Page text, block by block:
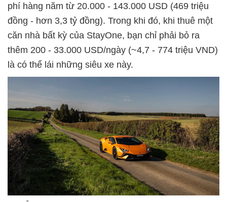
phí hàng năm từ 20.000 - 143.000 USD (469 triệu
đồng - hơn 3,3 tỷ đồng). Trong khi đó, khi thuê một
căn nhà bất kỳ của StayOne, bạn chỉ phải bỏ ra
thêm 200 - 33.000 USD/ngày (~4,7 - 774 triệu VND)
là có thể lái những siêu xe này.